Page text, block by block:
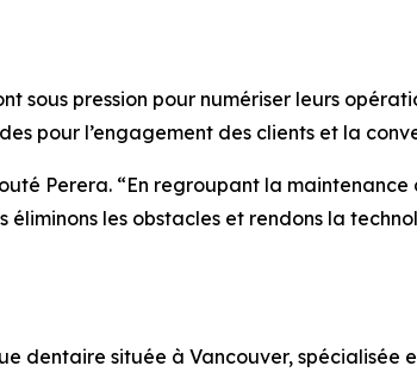
sous pression pour numériser leurs
pour l’engagement des clients et la
Perera. “En regroupant la maintenance
les obstacles et rendons la
dentaire située à Vancouver, spécialisée